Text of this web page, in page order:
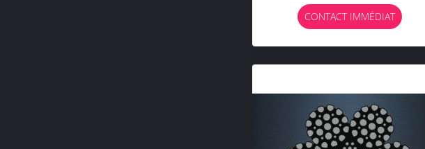
Client De Résistance À L'usure
De Câble Métallique
CONTACT IMMÉDIAT